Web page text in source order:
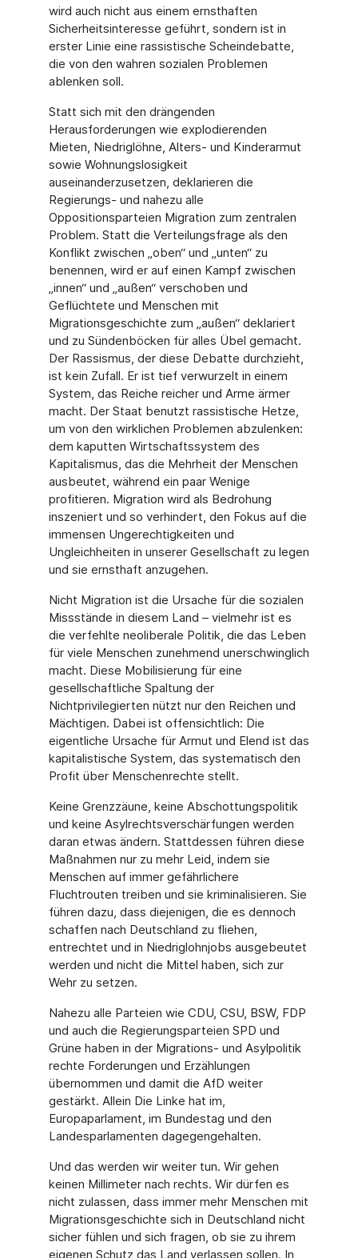
wird auch nicht aus einem ernsthaften
Sicherheitsinteresse geführt, sondern ist in
erster Linie eine rassistische Scheindebatte,
die von den wahren sozialen Problemen
ablenken soll.
Statt sich mit den drängenden
Herausforderungen wie explodierenden
Mieten, Niedriglöhne, Alters- und Kinderarmut
sowie Wohnungslosigkeit
auseinanderzusetzen, deklarieren die
Regierungs- und nahezu alle
Oppositionsparteien Migration zum zentralen
Problem. Statt die Verteilungsfrage als den
Konflikt zwischen „oben“ und „unten“ zu
benennen, wird er auf einen Kampf zwischen
„innen“ und „außen“ verschoben und
Geflüchtete und Menschen mit
Migrationsgeschichte zum „außen“ deklariert
und zu Sündenböcken für alles Übel gemacht.
Der Rassismus, der diese Debatte durchzieht,
ist kein Zufall. Er ist tief verwurzelt in einem
System, das Reiche reicher und Arme ärmer
macht. Der Staat benutzt rassistische Hetze,
um von den wirklichen Problemen abzulenken:
dem kaputten Wirtschaftssystem des
Kapitalismus, das die Mehrheit der Menschen
ausbeutet, während ein paar Wenige
profitieren. Migration wird als Bedrohung
inszeniert und so verhindert, den Fokus auf die
immensen Ungerechtigkeiten und
Ungleichheiten in unserer Gesellschaft zu legen
und sie ernsthaft anzugehen.
Nicht Migration ist die Ursache für die sozialen
Missstände in diesem Land – vielmehr ist es
die verfehlte neoliberale Politik, die das Leben
für viele Menschen zunehmend unerschwinglich
macht. Diese Mobilisierung für eine
gesellschaftliche Spaltung der
Nichtprivilegierten nützt nur den Reichen und
Mächtigen. Dabei ist offensichtlich: Die
eigentliche Ursache für Armut und Elend ist das
kapitalistische System, das systematisch den
Profit über Menschenrechte stellt.
Keine Grenzzäune, keine Abschottungspolitik
und keine Asylrechtsverschärfungen werden
daran etwas ändern. Stattdessen führen diese
Maßnahmen nur zu mehr Leid, indem sie
Menschen auf immer gefährlichere
Fluchtrouten treiben und sie kriminalisieren. Sie
führen dazu, dass diejenigen, die es dennoch
schaffen nach Deutschland zu fliehen,
entrechtet und in Niedriglohnjobs ausgebeutet
werden und nicht die Mittel haben, sich zur
Wehr zu setzen.
Nahezu alle Parteien wie CDU, CSU, BSW, FDP
und auch die Regierungsparteien SPD und
Grüne haben in der Migrations- und Asylpolitik
rechte Forderungen und Erzählungen
übernommen und damit die AfD weiter
gestärkt. Allein Die Linke hat im,
Europaparlament, im Bundestag und den
Landesparlamenten dagegengehalten.
Und das werden wir weiter tun. Wir gehen
keinen Millimeter nach rechts. Wir dürfen es
nicht zulassen, dass immer mehr Menschen mit
Migrationsgeschichte sich in Deutschland nicht
sicher fühlen und sich fragen, ob sie zu ihrem
eigenen Schutz das Land verlassen sollen. In